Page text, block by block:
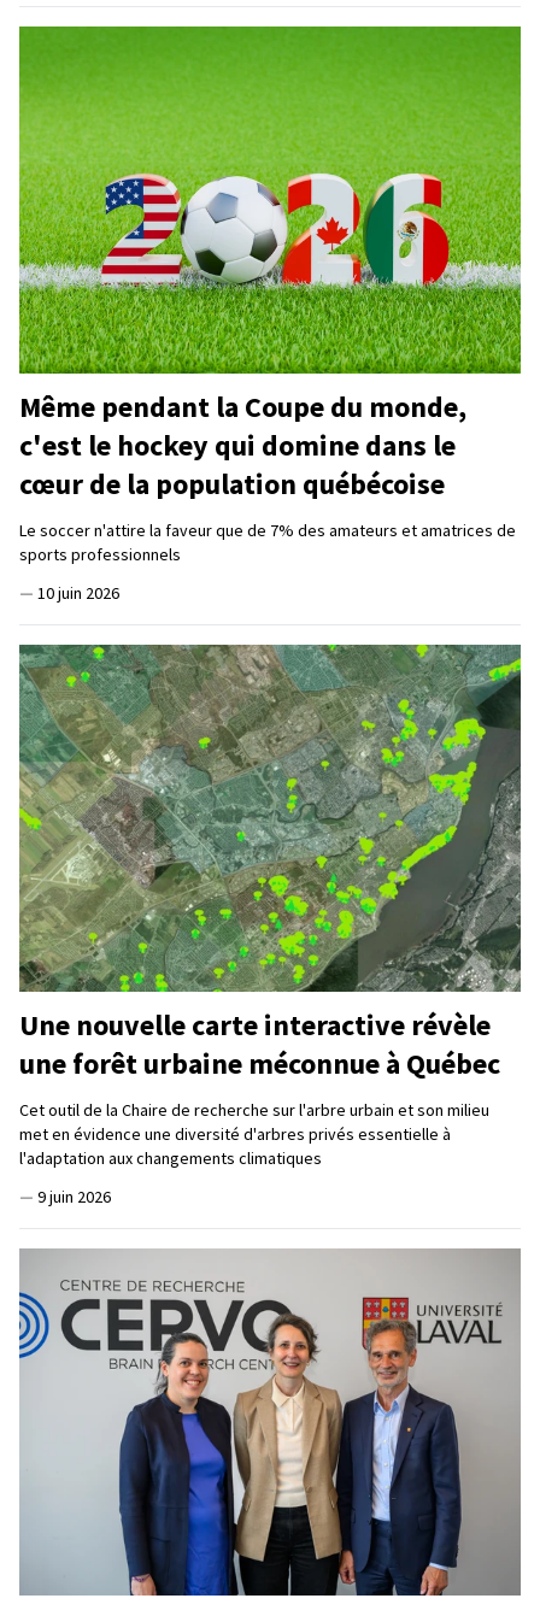
Même pendant la Coupe du monde,
c'est le hockey qui domine dans le
cœur de la population québécoise
Le soccer n'attire la faveur que de 7% des amateurs et amatrices de
sports professionnels
— 10 juin 2026
Une nouvelle carte interactive révèle
une forêt urbaine méconnue à Québec
Cet outil de la Chaire de recherche sur l'arbre urbain et son milieu
met en évidence une diversité d'arbres privés essentielle à
l'adaptation aux changements climatiques
— 9 juin 2026